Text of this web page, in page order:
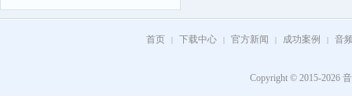
首页 | 下载中心 | 官方新闻 | 成功案例 | 音
Copyright © 2015-2026